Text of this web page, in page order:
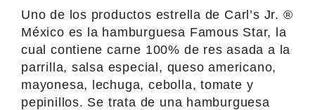
Uno de los productos estrella de Carl’s Jr. ®
México es la hamburguesa Famous Star, la
cual contiene carne 100% de res asada a la
parrilla, salsa especial, queso americano,
mayonesa, lechuga, cebolla, tomate y
pepinillos. Se trata de una hamburguesa